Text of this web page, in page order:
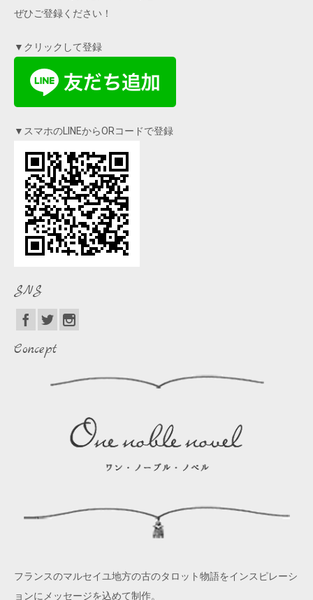
ぜひご登録ください！
▼クリックして登録
▼スマホのLINEからORコードで登録
SNS
Concept
フランスのマルセイユ地方の古のタロット物語をインスピレーシ
ョンにメッセージを込めて制作。